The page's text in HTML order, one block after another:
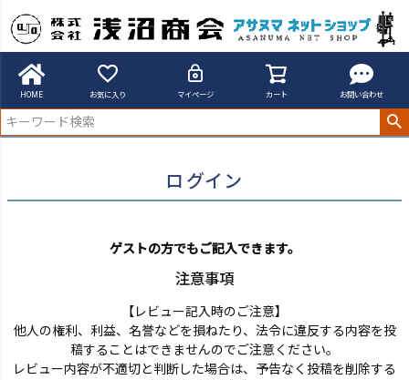
HOME お気に入り マイページ カート お問い合わせ
アサヌマネットショップ
ログイン
ゲストの方でもご記入できます。
注意事項
【レビュー記入時のご注意】
他人の権利、利益、名誉などを損ねたり、法令に違反する内容を投
稿することはできませんのでご注意ください。
レビュー内容が不適切と判断した場合は、予告なく投稿を削除する